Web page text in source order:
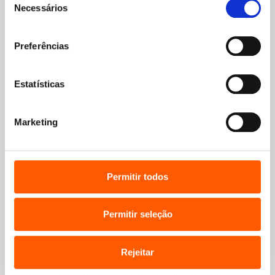
Necessários
Preferências
Estatísticas
Marketing
Permitir todos
Permitir seleção
Rejeitar